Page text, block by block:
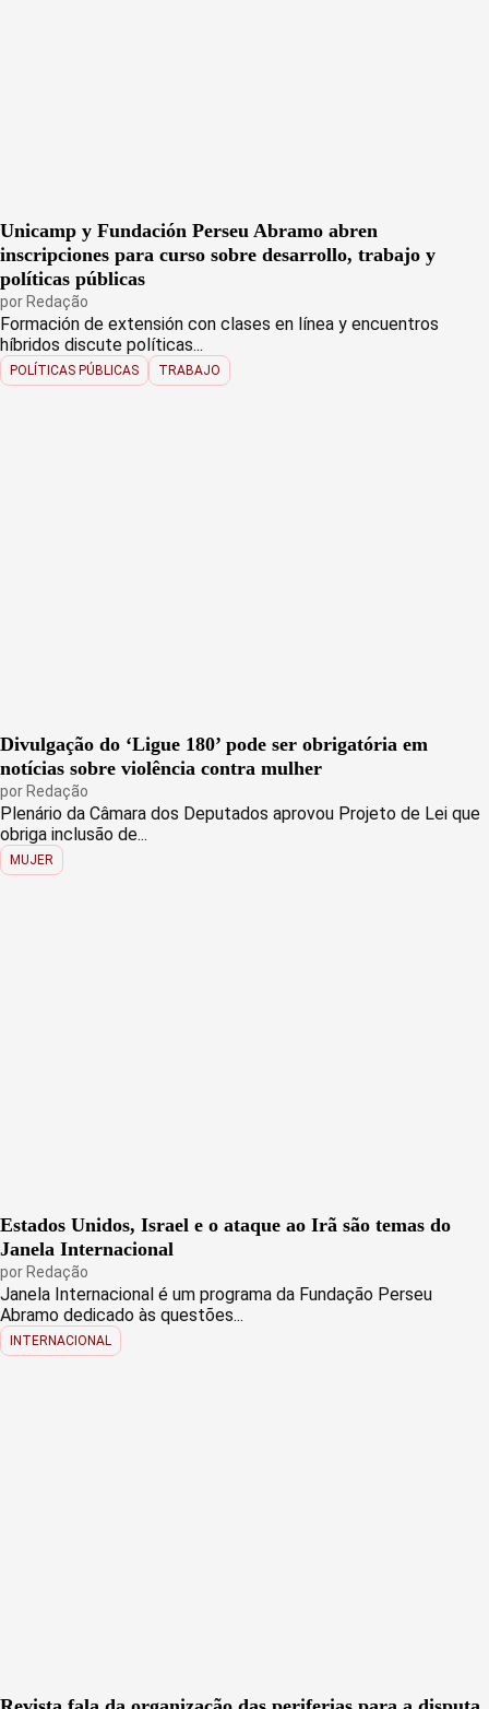
Unicamp y Fundación Perseu Abramo abren
inscripciones para curso sobre desarrollo, trabajo y
políticas públicas
por Redação
Formación de extensión con clases en línea y encuentros
híbridos discute políticas...
POLÍTICAS PÚBLICAS TRABAJO
Divulgação do ‘Ligue 180’ pode ser obrigatória em
notícias sobre violência contra mulher
porRedação
Plenário da Câmara dos Deputados aprovou Projeto de Lei que
obriga inclusão de...
MUJER
Estados Unidos, Israel e o ataque ao Irã são temas do
Janela Internacional
por Redação
Janela Internacional é um programa da Fundação Perseu
Abramo dedicado às questões...
INTERNACIONAL